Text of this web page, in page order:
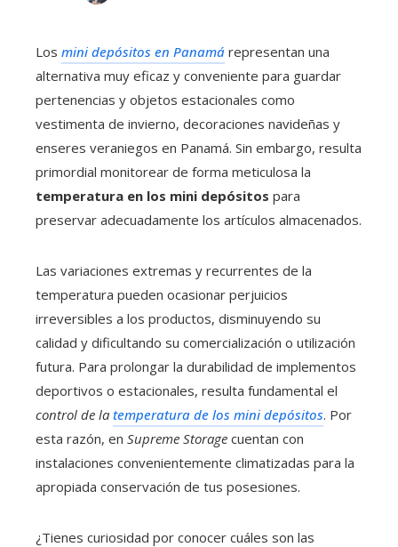
Los mini depósitos en Panamá representan una
alternativa muy eficaz y conveniente para guardar
pertenencias y objetos estacionales como
vestimenta de invierno, decoraciones navideñas y
enseres veraniegos en Panamá. Sin embargo, resulta
primordial monitorear de forma meticulosa la
temperatura en los mini depósitos para
preservar adecuadamente los artículos almacenados.
Las variaciones extremas y recurrentes de la
temperatura pueden ocasionar perjuicios
irreversibles a los productos, disminuyendo su
calidad y dificultando su comercialización o utilización
futura. Para prolongar la durabilidad de implementos
deportivos o estacionales, resulta fundamental el
control de la temperatura de los mini depósitos. Por
esta razón, en Supreme Storage cuentan con
instalaciones convenientemente climatizadas para la
apropiada conservación de tus posesiones.
¿Tienes curiosidad por conocer cuáles son las